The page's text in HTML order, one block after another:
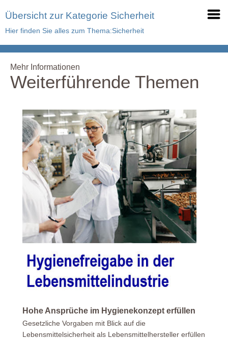
Übersicht zur Kategorie Sicherheit
Hier finden Sie alles zum Thema:Sicherheit
Mehr Informationen
Weiterführende Themen
Hohe Ansprüche im Hygienekonzept erfüllen
Gesetzliche Vorgaben mit Blick auf die
Lebensmittelsicherheit als Lebensmittelhersteller erfüllen